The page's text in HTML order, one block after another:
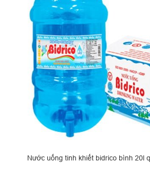
Nước uống tinh khiết bidrico bình 20l